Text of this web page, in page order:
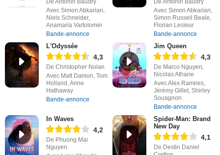
De Antonin Baudry
Avec Simon Abkarian,
Niels Schneider,
Anamaria Vartolomei
Bande-annonce
De Antonin Baudry
Avec Simon Abkarian,
Simon Russell Beale,
Florian Lesieur
Bande-annonce
L'Odyssée
4,3
De Christopher Nolan
Avec Matt Damon, Tom
Holland, Anne
Hathaway
Bande-annonce
Jim Queen
4,3
De Marco Nguyen,
Nicolas Athane
Avec Alex Ramires,
Jérémy Gillet, Shirley
Souagnon
Bande-annonce
In Waves
4,2
De Phuong Mai
Nguyen
Spider-Man: Brand
New Day
4,1
De Destin Daniel